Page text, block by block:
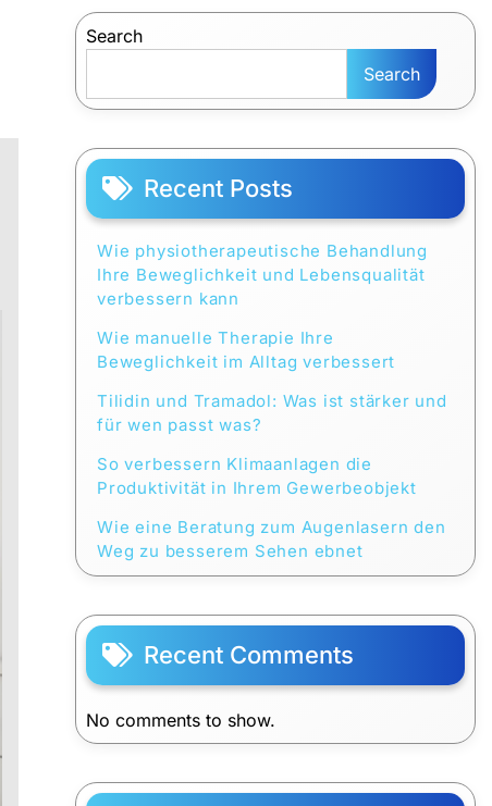
Search
Search
Recent Posts
Wie physiotherapeutische Behandlung
Ihre Beweglichkeit und Lebensqualität
verbessern kann
Wie manuelle Therapie Ihre
Beweglichkeit im Alltag verbessert
Tilidin und Tramadol: Was ist stärker und
für wen passt was?
So verbessern Klimaanlagen die
Produktivität in Ihrem Gewerbeobjekt
Wie eine Beratung zum Augenlasern den
Weg zu besserem Sehen ebnet
Recent Comments
No comments to show.